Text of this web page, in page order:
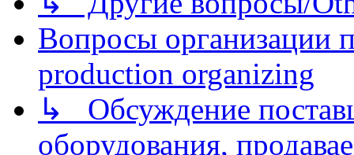
Вопросы организации
production organizing
↳ Обсуждение
оборудования,